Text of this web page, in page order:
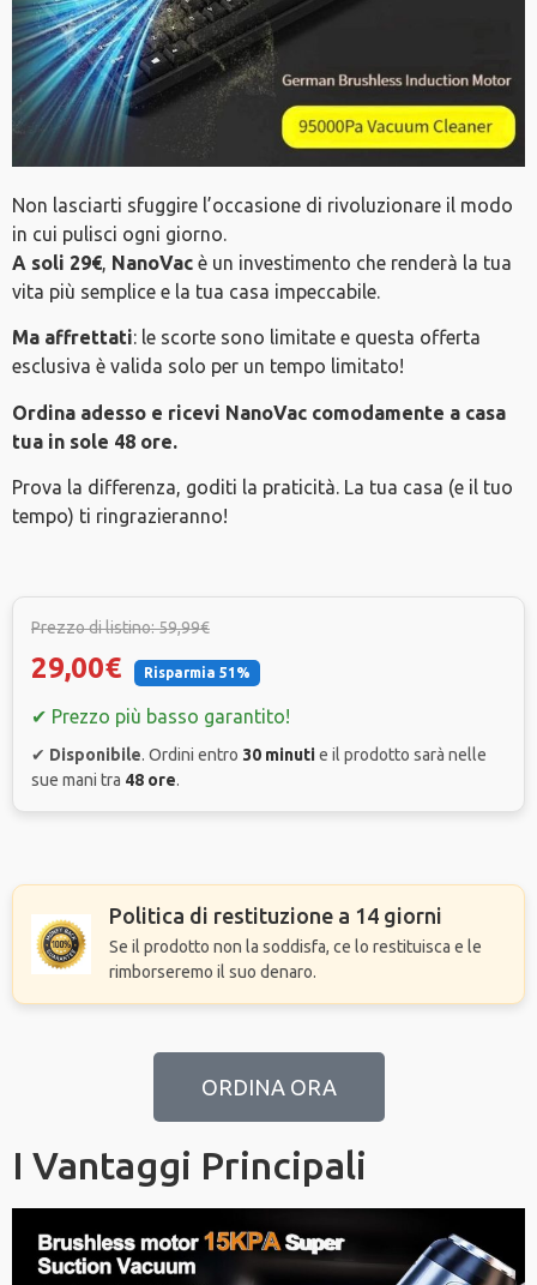
Non lasciarti sfuggire l’occasione di rivoluzionare il modo
in cui pulisci ogni giorno.
A soli 29€, NanoVac è un investimento che renderà la tua
vita più semplice e la tua casa impeccabile.
Ma affrettati: le scorte sono limitate e questa offerta
esclusiva è valida solo per un tempo limitato!
Ordina adesso e ricevi NanoVac comodamente a casa
tua in sole 48 ore.
Prova la differenza, goditi la praticità. La tua casa (e il tuo
tempo) ti ringrazieranno!
Prezzo di listino: 59,99€
29,00€ Risparmia 51%
✔ Prezzo più basso garantito!
✔ Disponibile. Ordini entro 30 minutie il prodotto sarà nelle
sue mani tra 48 ore.
Politica di restituzione a 14 giorni
Se il prodotto non la soddisfa, ce lo restituisca e le
rimborseremo il suo denaro.
ORDINA ORA
I Vantaggi Principali